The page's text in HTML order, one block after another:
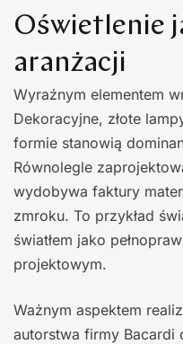
Oświetlenie
aranżacji
Wyraźnym elementem
Dekoracyjne, złote
formie stanowią
Równolegle
wydobywa faktury
zmroku. To przykład
światłem jako
projektowym.
Ważnym aspektem
autorstwa firmy Bacardi